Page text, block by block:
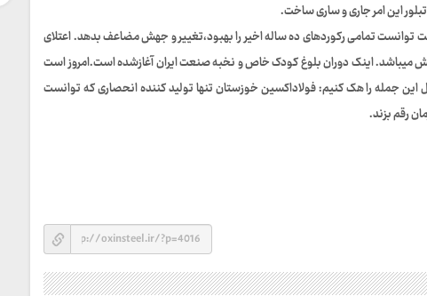
این امر جاری و ساری ساخت.
توانست تمامی رکوردهای ده ساله اخیر را بهبود،تغییر و جهش مضاعف بدهد. اعتلای
اینک دوران بلوغ کودک خاص و نخبه صنعت ایران آغازشده است.امروز است
جمله را هک کنیم: فولاداکسین خوزستان تنها تولید کننده انحصاری که توانست
رقم بزند.